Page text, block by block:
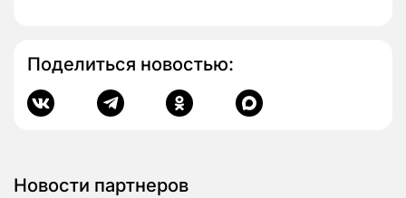
Поделиться новостью:
Новости партнеров